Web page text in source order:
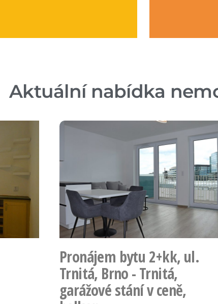
Aktuální nabídka
Pronájem bytu 2+kk, ul.
Trnitá, Brno - Trnitá,
garážové stání v ceně,